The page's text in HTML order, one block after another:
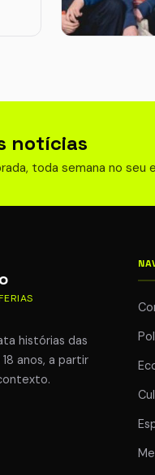
em
notícias
toda semana no seu
histórias das
anos, a partir